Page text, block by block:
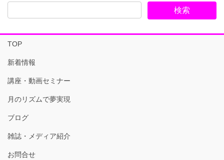
TOP
新着情報
講座・動画セミナー
月のリズムで夢実現
ブログ
雑誌・メディア紹介
お問合せ